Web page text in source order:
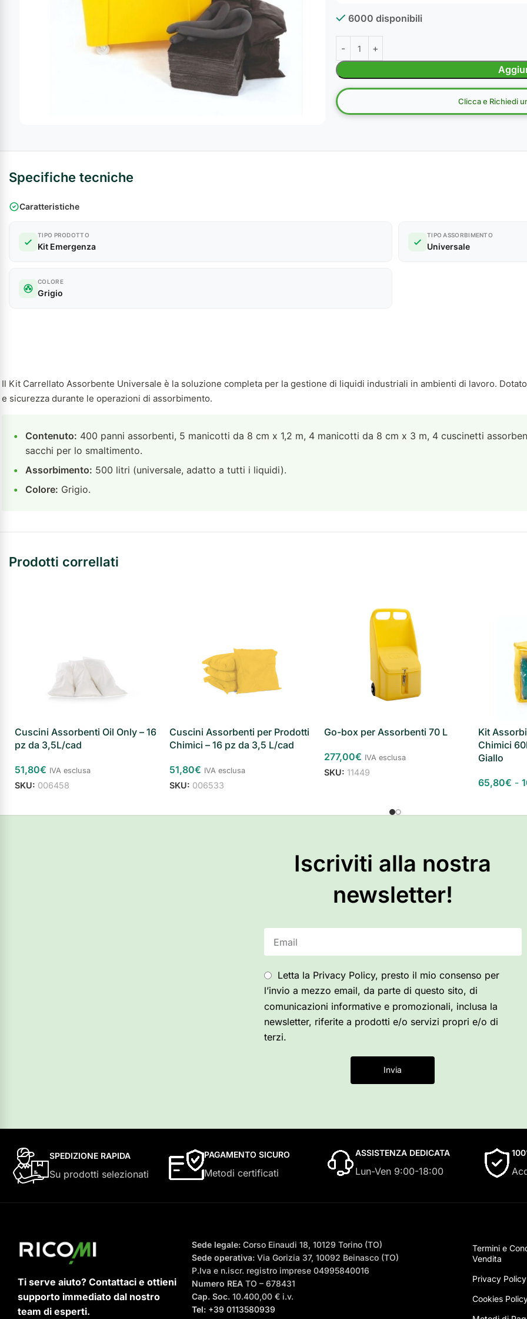
6000 disponibili
Clicca e Richiedi
Specifiche tecniche
Caratteristiche
TIPO PRODOTTO
Kit Emergenza
TIPO ASSORBIMENTO
Universale
COLORE
Grigio
Il Kit Carrellato Assorbente Universale è la soluzione completa per la gestione di liquidi industriali in ambienti di lavoro.
e sicurezza durante le operazioni di assorbimento.
• Contenuto: 400 panni assorbenti, 5 manicotti da 8 cm x 1,2 m, 4 manicotti da 8 cm x 3 m, 4 cuscinetti
sacchi per lo smaltimento.
•
Assorbimento: 500 litri (universale, adatto a tutti i liquidi).
•
Colore: Grigio.
Prodotti correllati
Cuscini Assorbenti Oil Only – 16
pz da 3,5L/cad
51,80€ IVA esclusa
SKU: 006458
Cuscini Assorbenti per Prodotti
Chimici – 16 pz da 3,5 L/cad
51,80€ IVA esclusa
SKU: 006533
Go-box per Assorbenti 70 L
277,00€ IVA esclusa
SKU: 11449
Kit
Chimici
Giallo
65,80€ -
Iscriviti alla nostra
newsletter!
Letta la Privacy Policy, presto il mio consenso per
l’invio a mezzo email, da parte di questo sito, di
comunicazioni informative e promozionali, inclusa la
newsletter, riferite a prodotti e/o servizi propri e/o di
terzi.
Invia
SPEDIZIONE RAPIDA
Su prodotti selezionati
PAGAMENTO SICURO
Metodi certificati
ASSISTENZA DEDICATA
Lun-Ven 9:00-18:00
Ti serve aiuto? Contattaci e ottieni
supporto immediato dal nostro
team di esperti.
Sede legale: Corso Einaudi 18, 10129 Torino (TO)
Sede operativa: Via Gorizia 37, 10092 Beinasco (TO)
P.Iva e n.iscr. registro imprese 04995840016
Numero REATO – 678431
Cap. Soc. 10.400,00 € i.v.
Tel: +39 0113580939
Termini e
Vendita
Privacy Policy
Cookies